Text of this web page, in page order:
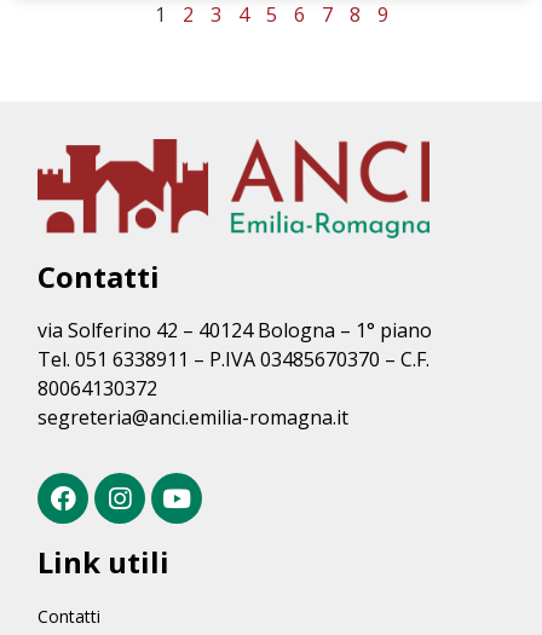
1 2 3 4 5 6 7 8 9
Contatti
via Solferino 42 – 40124 Bologna – 1° piano
Tel. 051 6338911 – P.IVA 03485670370 – C.F.
80064130372
segreteria@anci.emilia-romagna.it
Link utili
Contatti